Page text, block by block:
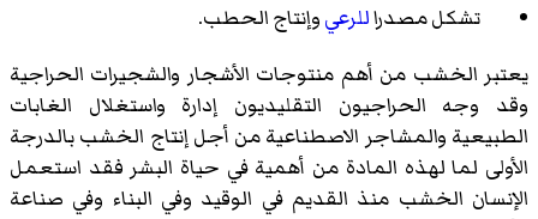
تشكل مصدراللرعيوإنتاج الحطب.
يعتبر الخشب من أهم منتوجات الأشجار والشجيرات الحراجية
وقد وجه الحراجيون التقليديون إدارة واستغلال الغابات
الطبيعية والمشاجر الاصطناعية من أجل إنتاج الخشب بالدرجة
الأولى لما لهذه المادة من أهمية في حياة البشر فقد استعمل
الإنسان الخشب منذ القديم في الوقيد وفي البناء وفي صناعة